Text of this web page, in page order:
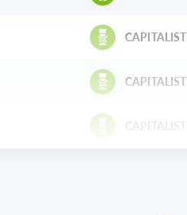
CAPITALIST
CAPITALIST